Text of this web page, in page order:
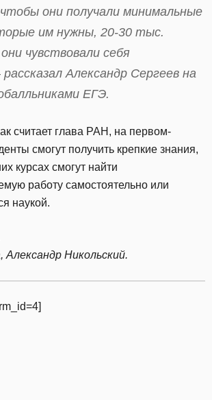
они получали минимальные
им нужны, 20-30 тыс.
чувствовали себя
Александр Сергеев на
ЕГЭ.
считает глава РАН, на первом-
смогут получить крепкие знания,
курсах смогут найти
работу самостоятельно или
наукой.
Никольский.